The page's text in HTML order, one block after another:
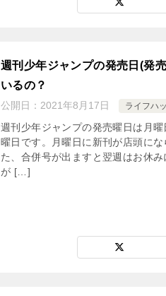
週刊少年ジャンプの発売日(発
いるの？
公開日： 2021年8月17日 ライフハ
週刊少年ジャンプの発売曜日は月
曜日です。月曜日に新刊が店頭に
た、合併号が出ますと翌週はお休
が […]